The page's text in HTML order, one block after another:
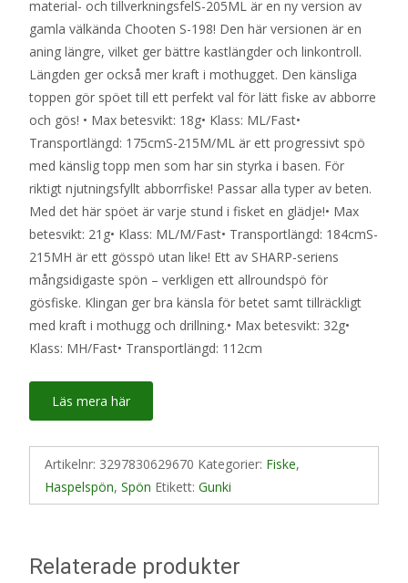
material- och tillverkningsfelS-205ML är en ny version av
gamla välkända Chooten S-198! Den här versionen är en
aning längre, vilket ger bättre kastlängder och linkontroll.
Längden ger också mer kraft i mothugget. Den känsliga
toppen gör spöet till ett perfekt val för lätt fiske av abborre
och gös! • Max betesvikt: 18g• Klass: ML/Fast•
Transportlängd: 175cmS-215M/ML är ett progressivt spö
med känslig topp men som har sin styrka i basen. För
riktigt njutningsfyllt abborrfiske! Passar alla typer av beten.
Med det här spöet är varje stund i fisket en glädje!• Max
betesvikt: 21g• Klass: ML/M/Fast• Transportlängd: 184cmS-
215MH är ett gösspö utan like! Ett av SHARP-seriens
mångsidigaste spön – verkligen ett allroundspö för
gösfiske. Klingan ger bra känsla för betet samt tillräckligt
med kraft i mothugg och drillning.• Max betesvikt: 32g•
Klass: MH/Fast• Transportlängd: 112cm
Läs mera här
Artikelnr: 3297830629670 Kategorier: Fiske,
Haspelspön, Spön Etikett: Gunki
Relaterade produkter